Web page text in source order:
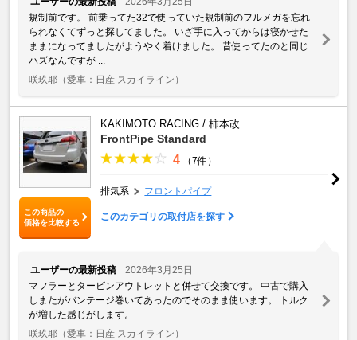
規制前です。 前乗ってた32で使っていた規制前のフルメガを忘れ
られなくてずっと探してました。 いざ手に入ってからは寝かせた
ままになってましたがようやく着けました。 昔使ってたのと同じ
ハズなんですが ...
咲玖耶 （愛車：日産 スカイライン）
この商品の
価格を比較する
KAKIMOTO RACING / 柿本改
FrontPipe Standard
4 （7件）
排気系 フロントパイプ
このカテゴリの取付店を探す
ユーザーの最新投稿
2026年3月25日
マフラーとタービンアウトレットと併せて交換です。 中古で購入
しまたがバンテージ巻いてあったのでそのまま使います。 トルク
が増した感じがします。
咲玖耶 （愛車：日産 スカイライン）